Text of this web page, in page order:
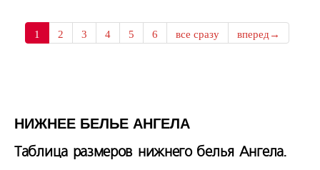
1 2 3 4 5 6 все сразу вперед→
НИЖНЕЕ БЕЛЬЕ АНГЕЛА
Таблица размеров нижнего белья Ангела.